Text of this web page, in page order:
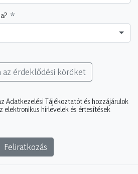
az érdeklődési köröket
Adatkezelési Tájékoztatót és hozzájárulok
elektronikus hírlevelek és értesítések
Feliratkozás